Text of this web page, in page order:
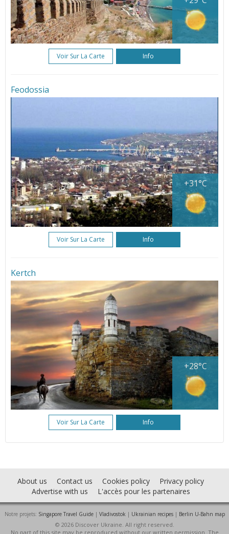
Voir Sur La Carte Info
Feodossia
+31°C
Voir Sur La Carte Info
Kertch
+28°C
Voir Sur La Carte Info
About us Contact us Cookies policy
Privacy policy
Advertise with us
L'accès pour les partenaires
Notre projets: Singapore Travel Guide| Vladivostok | Ukrainian recipes| Berlin U-Bahn map
© 2026 Discover Ukraine. All right reserved.
No part of this site may be reproduced without our written permission. The